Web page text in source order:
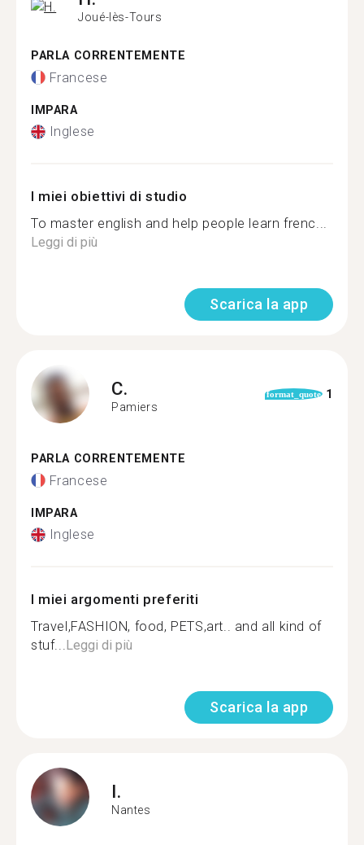
Joué-lès-Tours
PARLA CORRENTEMENTE
Francese
IMPARA
Inglese
I miei obiettivi di studio
To master english and help people learn frenc...
Leggi di più
Scarica la app
C.
Pamiers
format_quote 1
PARLA CORRENTEMENTE
Francese
IMPARA
Inglese
I miei argomenti preferiti
Travel,FASHION, food, PETS,art.. and all kind of
stuf...Leggi di più
Scarica la app
I.
Nantes